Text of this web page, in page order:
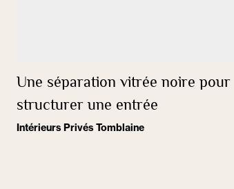
Une séparation vitrée noire pour
structurer une entrée
Intérieurs Privés Tomblaine